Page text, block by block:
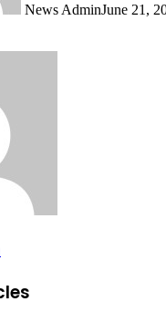
News AdminJune 21,